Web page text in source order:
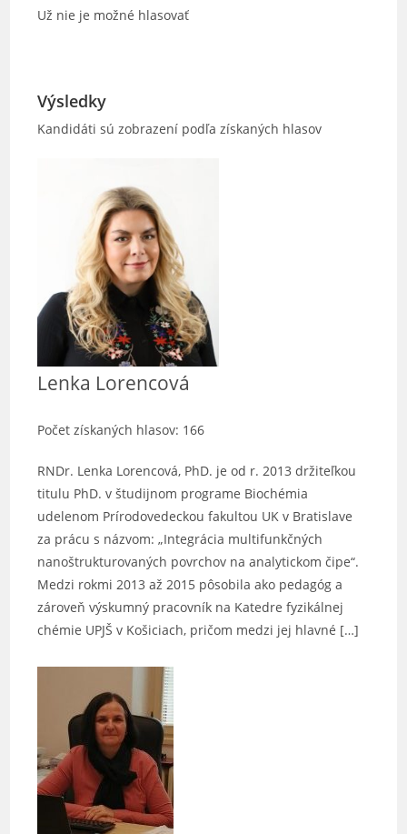
Už nie je možné hlasovať
Výsledky
Kandidáti sú zobrazení podľa získaných hlasov
Lenka Lorencová
Počet získaných hlasov: 166
RNDr. Lenka Lorencová, PhD. je od r. 2013 držiteľkou
titulu PhD. v študijnom programe Biochémia
udelenom Prírodovedeckou fakultou UK v Bratislave
za prácu s názvom: „Integrácia multifunkčných
nanoštrukturovaných povrchov na analytickom čipe“.
Medzi rokmi 2013 až 2015 pôsobila ako pedagóg a
zároveň výskumný pracovník na Katedre fyzikálnej
chémie UPJŠ v Košiciach, pričom medzi jej hlavné […]